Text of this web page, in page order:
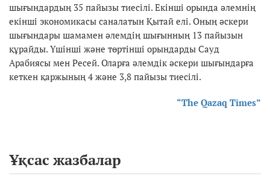
шығындардың 35 пайызы тиесілі. Екінші орында әлемнің
екінші экономикасы саналатын Қытай елі. Оның әскери
шығындары шамамен әлемдің шығынның 13 пайызын
құрайды. Үшінші және төртінші орындарды Сауд
Арабиясы мен Ресей. Оларға әлемдік әскери шығындарға
кеткен қаржының 4 және 3,8 пайызы тиесілі.
“The Qazaq Times”
Ұқсас жазбалар